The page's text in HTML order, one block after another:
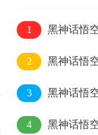
1 黑神话悟
2 黑神话悟
3
黑神话悟
在哪
4 黑神话悟